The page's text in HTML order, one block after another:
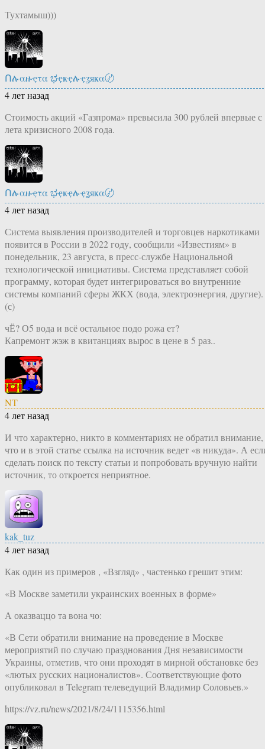
Тухтамыш)))
Ոሉαዙҿτα ಭҿҝҿሉҿʓяҝα〄
4 лет назад
Стоимость акций «Газпрома» превысила 300 рублей впервые с
лета кризисного 2008 года.
Ոሉαዙҿτα ಭҿҝҿሉҿʓяҝα〄
4 лет назад
Система выявления производителей и торговцев наркотиками
появится в России в 2022 году, сообщили «Известиям» в
понедельник, 23 августа, в пресс-службе Национальной
технологической инициативы. Система представляет собой
программу, которая будет интегрироваться во внутренние
системы компаний сферы ЖКХ (вода, электроэнергия, другие).
(с)
чЁ? О5 вода и всё остальное подо рожа ет?
Капремонт жэж в квитанциях вырос в цене в 5 раз..
NT
4 лет назад
И что характерно, никто в комментариях не обратил внимание,
что и в этой статье ссылка на источник ведет «в никуда». А
сделать поиск по тексту статьи и попробовать вручную найти
источник, то откроется неприятное.
kak_tuz
4 лет назад
Как один из примеров , «Взгляд» , частенько грешит этим:
«В Москве заметили украинских военных в форме»
А оказваццо та вона чо:
«В Сети обратили внимание на проведение в Москве
мероприятий по случаю празднования Дня независимости
Украины, отметив, что они проходят в мирной обстановке без
«лютых русских националистов». Соответствующие фото
опубликовал в Telegram телеведущий Владимир Соловьев.»
https://vz.ru/news/2021/8/24/1115356.html